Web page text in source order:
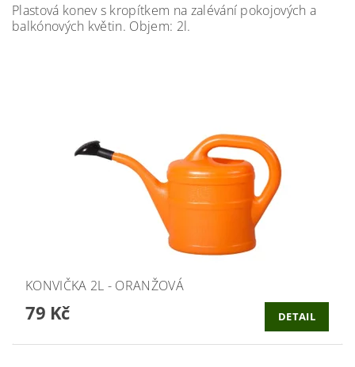
Plastová konev s kropítkem na zalévání pokojových a
balkónových květin. Objem: 2l.
KONVIČKA 2L - ORANŽOVÁ
79 Kč DETAIL